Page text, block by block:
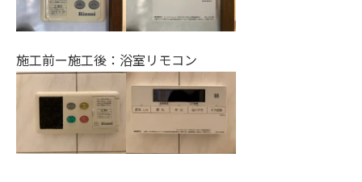
施工前ー施工後：浴室リモコン